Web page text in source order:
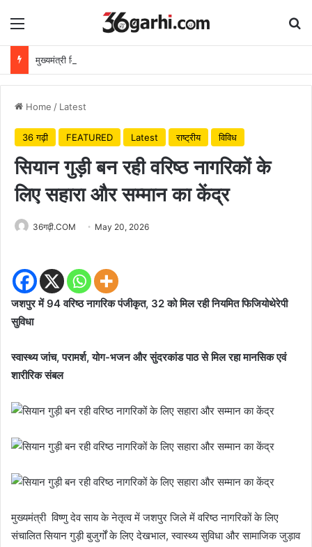
Menu
Home / Latest
36 गढ़ी FEATURED Latest राष्ट्रीय विविध
सियान गुड़ी बन रही वरिष्ठ नागरिकों के
लिए सहारा और सम्मान का केंद्र
36गढ़ी.COM May 20, 2026
जशपुर में 94 वरिष्ठ नागरिक पंजीकृत, 32 को मिल रही नियमित फिजियोथेरेपी
सुविधा
स्वास्थ्य जांच, परामर्श, योग-भजन और सुंदरकांड पाठ से मिल रहा मानसिक एवं
शारीरिक संबल
मुख्यमंत्री विष्णु देव साय के नेतृत्व में जशपुर जिले में वरिष्ठ नागरिकों के लिए
संचालित सियान गुड़ी बुजुर्गों के लिए देखभाल, स्वास्थ्य सुविधा और सामाजिक जुड़ाव